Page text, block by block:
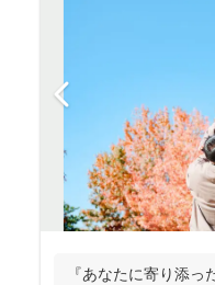
『あなたに寄り添っ